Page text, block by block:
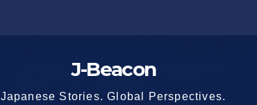
J-Beacon
Japanese Stories. Global Perspectives.